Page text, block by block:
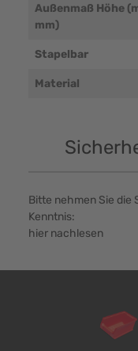
Außenmaß Höhe
mm)
Stapelbar
Material
Bitte nehmen Sie
Kenntnis:
hier nachlesen